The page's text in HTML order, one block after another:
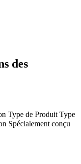
des
Type de Produit Type
Spécialement conçu